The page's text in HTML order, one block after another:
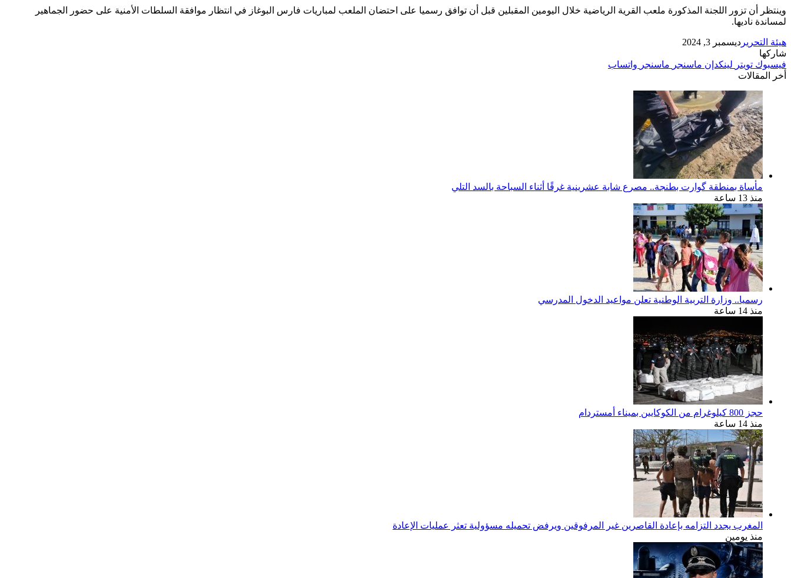
وينتظر أن تزور اللجنة المذكورة ملعب القرية الرياضية خلال اليومين المقبلين قبل أن توافق رسميا على احتضان الملعب لمباريات فارس البوغاز في انتظار موافقة السلطات الأمنية على حضور الجماهير
لمساندة ناديها.
هيئة التحرير ديسمبر 3, 2024
شاركها
فيسبوك تويتر لينكدإن ماسنجر ماسنجر واتساب
أخر المقالات
مأساة بمنطقة گوارت بطنجة.. مصرع شابة عشرينية غرقًا أثناء السباحة بالسد التلي
منذ 13 ساعة
رسميا.. وزارة التربية الوطنية تعلن مواعيد الدخول المدرسي
منذ 14 ساعة
حجز 800 كيلوغرام من الكوكايين بميناء أمستردام
منذ 14 ساعة
المغرب يجدد التزامه بإعادة القاصرين غير المرفوقين ويرفض تحميله مسؤولية تعثر عمليات الإعادة
منذ يومين